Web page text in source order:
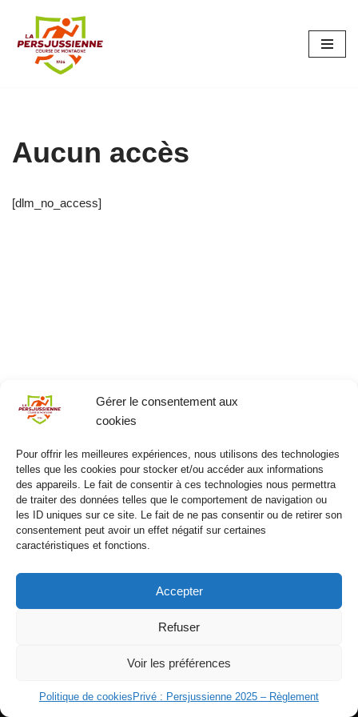
Gérer le consentement aux
cookies
Pour offrir les meilleures expériences, nous utilisons des technologies
telles que les cookies pour stocker et/ou accéder aux informations
des appareils. Le fait de consentir à ces technologies nous permettra
de traiter des données telles que le comportement de navigation ou
les ID uniques sur ce site. Le fait de ne pas consentir ou de retirer son
consentement peut avoir un effet négatif sur certaines
caractéristiques et fonctions.
Accepter
Refuser
Voir les préférences
Politique de cookies Privé : Persjussienne 2025 – Règlement
Aller
Aucun accès
[dlm_no_access]
Neve| Propulsé parWordPress